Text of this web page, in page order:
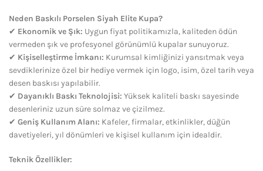
Neden Baskılı Porselen Siyah Elite Kupa?
✔ Ekonomik ve Şık: Uygun fiyat politikamızla, kaliteden ödün
vermeden şık ve profesyonel görünümlü kupalar sunuyoruz.
✔ Kişiselleştirme İmkanı: Kurumsal kimliğinizi yansıtmak veya
sevdiklerinize özel bir hediye vermek için logo, isim, özel tarih veya
desen baskısı yapılabilir.
✔ Dayanıklı Baskı Teknolojisi: Yüksek kaliteli baskı sayesinde
desenleriniz uzun süre solmaz ve çizilmez.
✔ Geniş Kullanım Alanı: Kafeler, firmalar, etkinlikler, düğün
davetiyeleri, yıl dönümleri ve kişisel kullanım için idealdir.
Teknik Özellikler: